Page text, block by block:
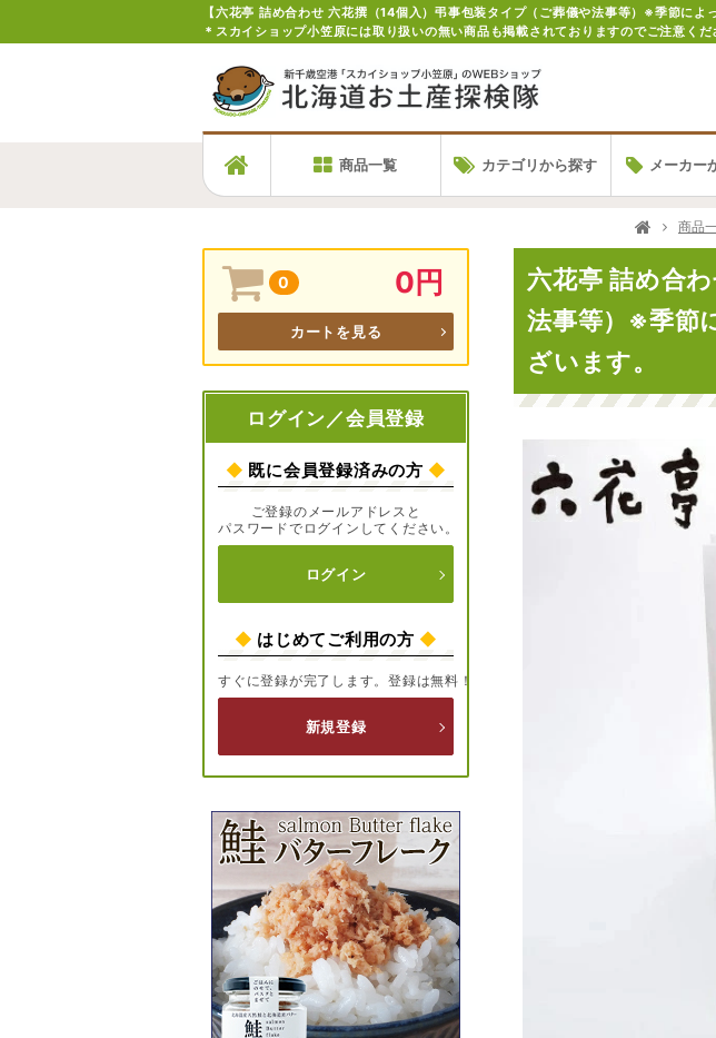
＊スカイショップ小笠原には取り扱いの無い商品も掲載されておりますのでご注意くだ
商品一覧 カテゴリから探す メーカー
商品
六花亭 詰め合
法事等）※季節
ざいます。
0 0円
カートを見る
ログイン／会員登録
◆ 既に会員登録済みの方 ◆
ご登録のメールアドレスと
パスワードでログインしてください。
ログイン
◆ はじめてご利用の方 ◆
すぐに登録が完了します。登録は無料！
新規登録